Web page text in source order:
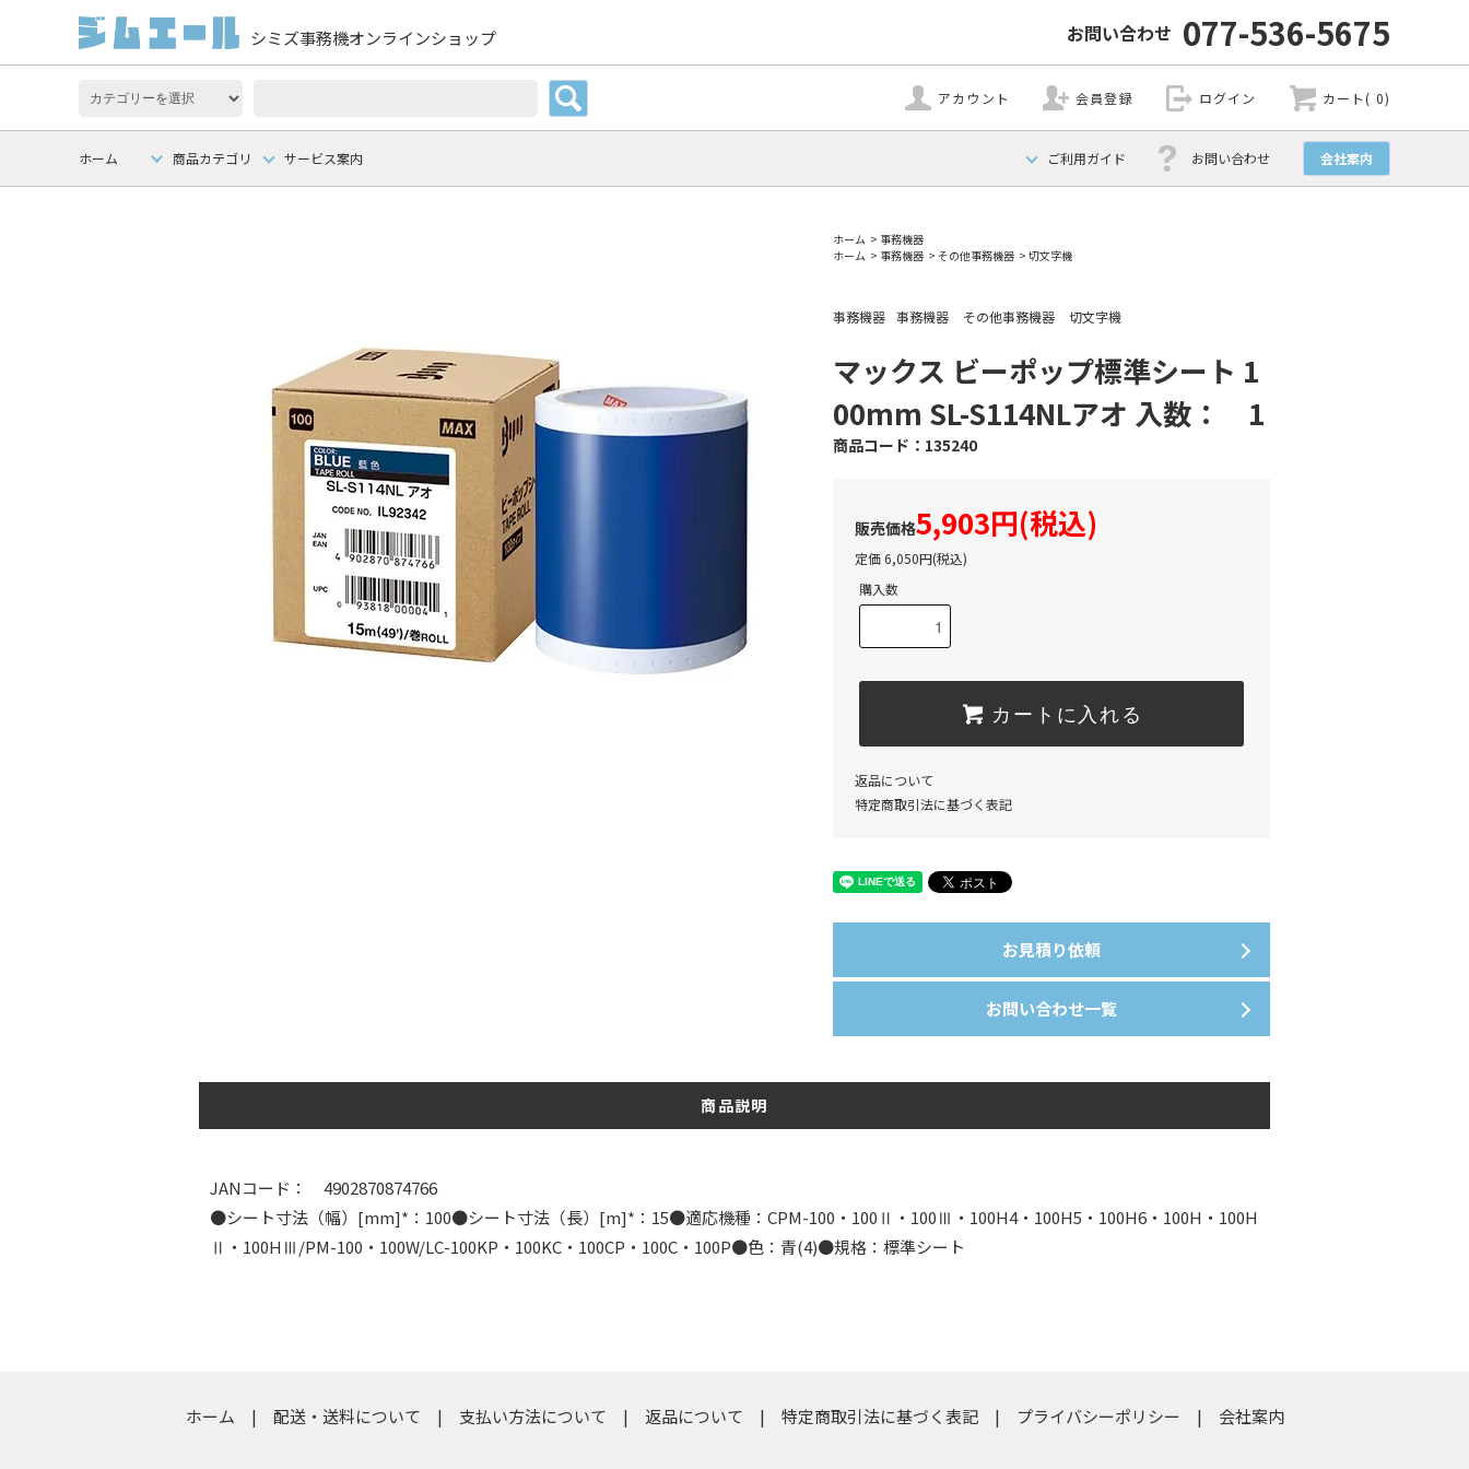
シミズ事務機オンラインショップ お問い合わせ 077-536-5675
アカウント 会員登録 ログイン カート( 0)
ホーム 商品カテゴリ サービス案内 ご利用ガイド お問い合わせ 会社案内
ホーム > 事務機器
ホーム > 事務機器 > その他事務機器 > 切文字機
事務機器 事務機器 その他事務機器 切文字機
マックス ビーポップ標準シート 1
00mm SL-S114NLアオ 入数： 1
135240
5,903円(税込)
定価 6,050円(税込)
購入数
カートに入れる
返品について
特定商取引法に基づく表記
お見積り依頼
お問い合わせ一覧
商品説明
JANコード： 4902870874766
●シート寸法（幅）[mm]*：100●シート寸法（長）[m]*：15●適応機種：CPM-100・100Ⅱ・100Ⅲ・100H4・100H5・100H6・100H・100H
Ⅱ・100HⅢ/PM-100・100W/LC-100KP・100KC・100CP・100C・100P●色：青(4)●規格：標準シート
ホーム 配送・送料について 支払い方法について 返品について 特定商取引法に基づく表記 プライバシーポリシー 会社案内